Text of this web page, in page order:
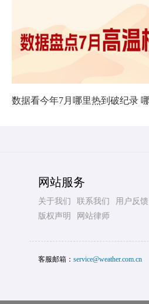
网站服务
关于我们 联系我们
用户反馈
版权声明
网站律师
客服邮箱： service@weather.com.cn